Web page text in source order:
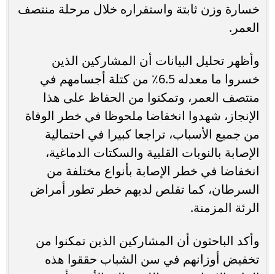
خسارة وزن ثابتة واستقراره خلال مرحلة منتصف
العمر.
وأظهر تحليل البيانات أن المشاركين الذين
خسروا ما معدله 6.5٪ من كتلة أجسامهم في
منتصف العمر، وتمكنوا من الحفاظ على هذا
الإنجاز، شهدوا انخفاضا ملحوظا في خطر الوفاة
من جميع الأسباب، تراجعا كبيرا في احتمالية
الإصابة بالنوبات القلبية والسكتات الدماغية،
انخفاضا في خطر الإصابة بأنواع مختلفة من
السرطان، كما تقلص لديهم خطر تطور أمراض
الرئة المزمنة.
وأكد الباحثون أن المشاركين الذين تمكنوا من
تخفيض أوزانهم في سن الشباب حققوا هذه